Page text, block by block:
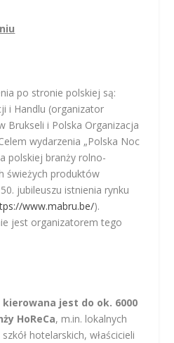
po stronie polskiej są:
i Handlu (organizator
Brukseli i Polska Organizacja
wydarzenia „Polska Noc
polskiej branży rolno-
świeżych produktów
jubileuszu istnienia rynku
www.mabru.be/).
jest organizatorem tego
jest do ok. 6000
HoReCa, m.in. lokalnych
hotelarskich, właścicieli